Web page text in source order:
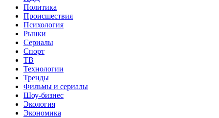
Политика
Происшествия
Психология
Рынки
Сериалы
Спорт
ТВ
Технологии
Тренды
Фильмы и сериалы
Шоу-бизнес
Экология
Экономика